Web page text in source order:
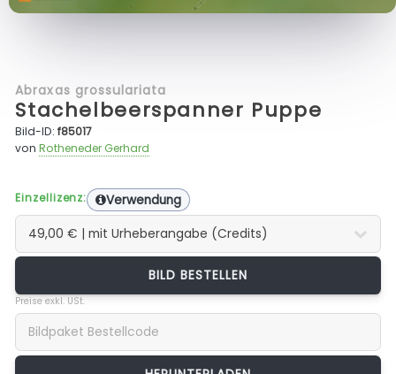
Abraxas grossulariata
Stachelbeerspanner Puppe
Bild-ID:f85017
vonRotheneder Gerhard
Einzellizenz: Verwendung
BILD BESTELLEN
Preise exkl. USt.